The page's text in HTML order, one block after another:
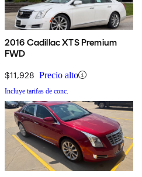
2016 Cadillac XTS Premium
FWD
$11,928 Precio alto
Incluye tarifas de conc.